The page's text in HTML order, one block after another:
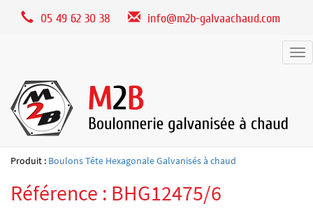
05 49 62 30 38 info@m2b-galvaachaud.com
Produit : Boulons Tête Hexagonale Galvanisés à chaud
Référence : BHG12475/6